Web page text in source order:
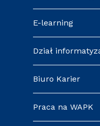
E-learning
Dział
Biuro Karier
Praca na WAPK